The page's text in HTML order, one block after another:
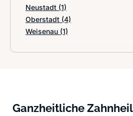
Neustadt (1)
Oberstadt (4)
Weisenau (1)
Ganzheitliche